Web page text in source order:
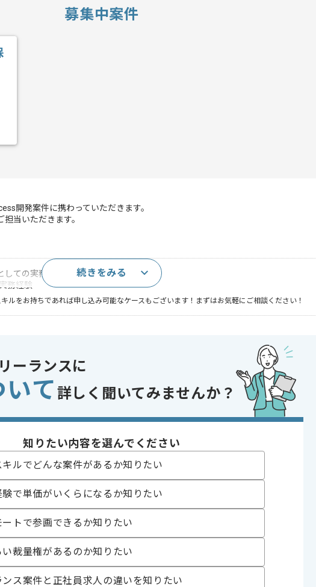
募集中案件
開発案件に携わっていただきます。
担当いただきます。
しての実務経験
務経験
ルをお持ちであれば申し込み可能なケースもございます！まずはお気軽にご相談ください！
社内システム開発
20代活躍中 , 30代活躍中 , 長期プロジェクト , 新技術に積極的 , 40代活躍中 , BtoB
産売買事業等
ていただきます。
めです。
続きをみる
ーランスに
て 詳しく聞いてみませんか？
知りたい内容を選んでください
キルでどんな案件があるか知りたい
験で単価がいくらになるか知りたい
ートで参画できるか知りたい
い裁量権があるのか知りたい
ンス案件と正社員求人の違いを知りたい